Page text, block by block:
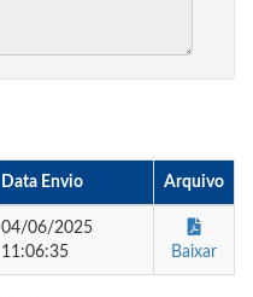
Data Envio Arquivo
04/06/2025
11:06:35
Baixar